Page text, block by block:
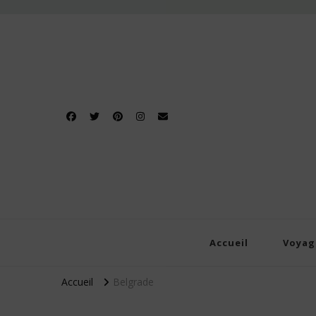
Accueil
Accueil Belgrade